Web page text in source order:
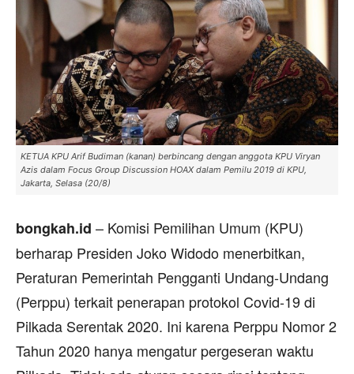
KETUA KPU Arif Budiman (kanan) berbincang dengan anggota KPU Viryan
Azis dalam Focus Group Discussion HOAX dalam Pemilu 2019 di KPU,
Jakarta, Selasa (20/8)
bongkah.id – Komisi Pemilihan Umum (KPU)
berharap Presiden Joko Widodo menerbitkan,
Peraturan Pemerintah Pengganti Undang-Undang
(Perppu) terkait penerapan protokol Covid-19 di
Pilkada Serentak 2020. Ini karena Perppu Nomor 2
Tahun 2020 hanya mengatur pergeseran waktu